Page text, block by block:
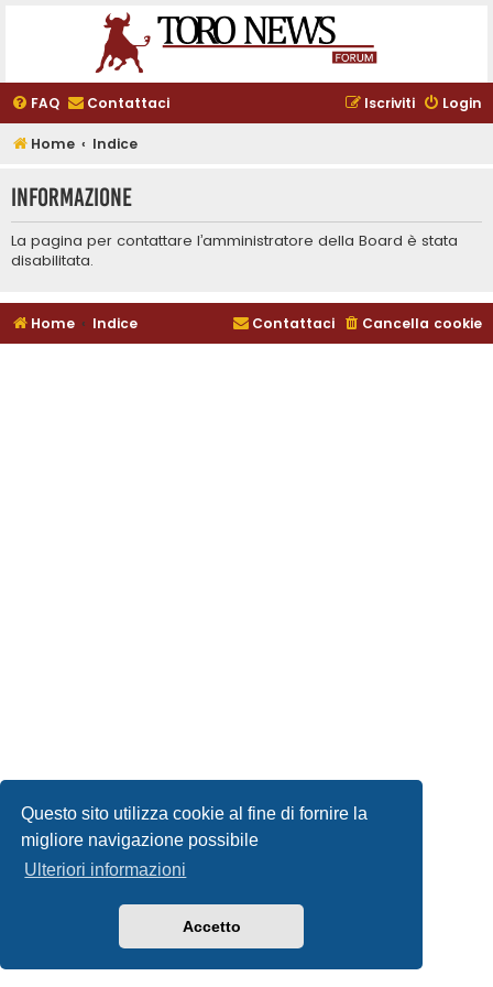
Questo sito utilizza cookie al fine di fornire la
migliore navigazione possibile
Ulteriori informazioni
Accetto
FAQ Contattaci Login
Iscriviti
Home Indice
Informazione
La pagina per contattare l’amministratore della Board è stata
disabilitata.
Home Indice Cancella cookie
Contattaci